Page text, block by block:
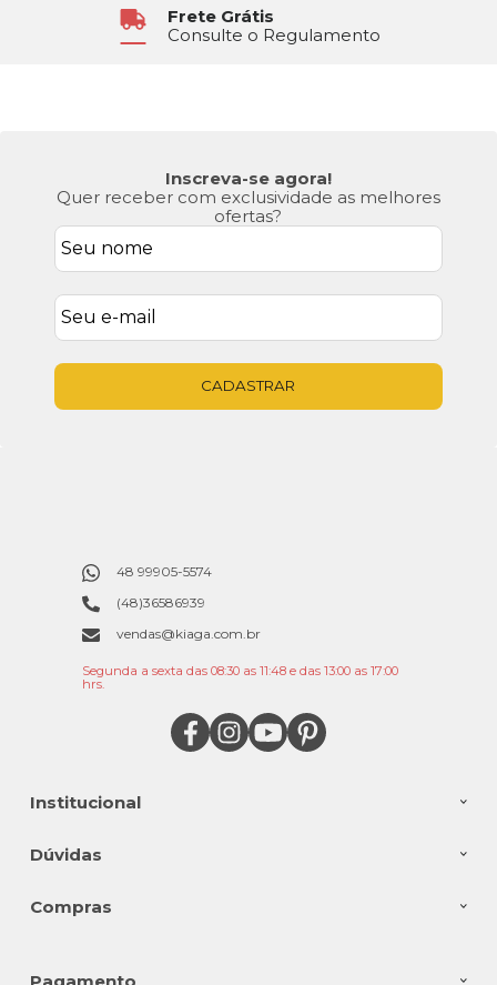
Frete Grátis
Consulte o Regulamento
Inscreva-se agora!
Quer receber com exclusividade as melhores
ofertas?
CADASTRAR
Institucional
Dúvidas
Compras
48 99905-5574
(48)36586939
vendas@kiaga.com.br
Segunda a sexta das 08:30 as 11:48 e das 13:00 as 17:00
hrs.